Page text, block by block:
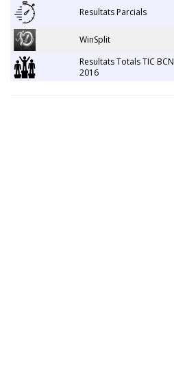
Resultats Parcials
WinSplit
Resultats Totals TIC BCN
2016